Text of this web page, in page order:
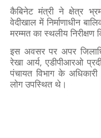
कैबिनेट मंत्री ने क्षेत्र
वेदीखाल में निर्माणाधीन
मरम्मत का स्थलीय निरीक्षण
इस अवसर पर अपर
रेखा आर्य, एडीपीआरओ
पंचायत विभाग के
लोग उपस्थित थे।